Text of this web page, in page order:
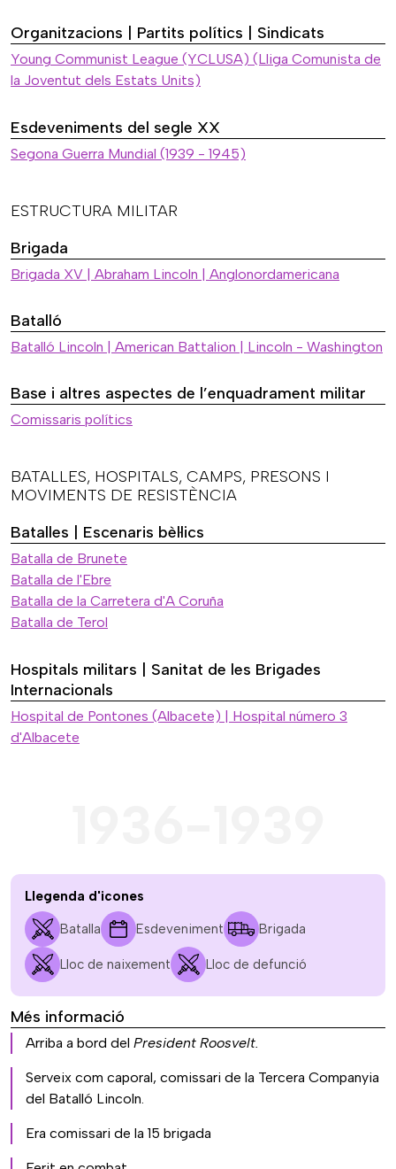
Organitzacions | Partits polítics | Sindicats
Young Communist League (YCLUSA) (Lliga Comunista de
la Joventut dels Estats Units)
Esdeveniments del segle XX
Segona Guerra Mundial (1939 - 1945)
ESTRUCTURA MILITAR
Brigada
Brigada XV | Abraham Lincoln | Anglonordamericana
Batalló
Batalló Lincoln | American Battalion | Lincoln - Washington
Base i altres aspectes de l’enquadrament militar
Comissaris polítics
BATALLES, HOSPITALS, CAMPS, PRESONS I
MOVIMENTS DE RESISTÈNCIA
Batalles | Escenaris bèl·lics
Batalla de Brunete
Batalla de l'Ebre
Batalla de la Carretera d'A Coruña
Batalla de Terol
Hospitals militars | Sanitat de les Brigades
Internacionals
Hospital de Pontones (Albacete) | Hospital número 3
d'Albacete
Llegenda d'icones
Batalla Esdeveniment Brigada
Lloc de naixement Lloc de defunció
Més informació
Arriba a bord del President Roosvelt.
Serveix com caporal, comissari de la Tercera Companyia
del Batalló Lincoln.
Era comissari de la 15 brigada